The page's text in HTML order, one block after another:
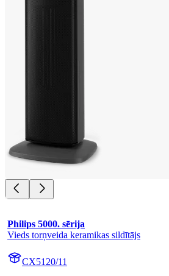
Philips 5000. sērija
Vieds torņveida keramikas sildītājs
CX5120/11